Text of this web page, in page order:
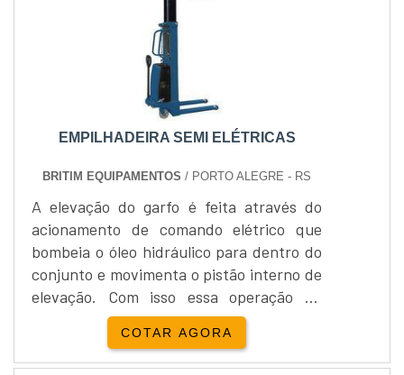
EMPILHADEIRA SEMI ELÉTRICAS
BRITIM EQUIPAMENTOS / PORTO ALEGRE - RS
A elevação do garfo é feita através do
acionamento de comando elétrico que
bombeia o óleo hidráulico para dentro do
conjunto e movimenta o pistão interno de
elevação. Com isso essa operação de
elevação não necessita esforço do
operador.Como suprimento de energia, as
empilhadeiras semi elétricas
COTAR AGORA